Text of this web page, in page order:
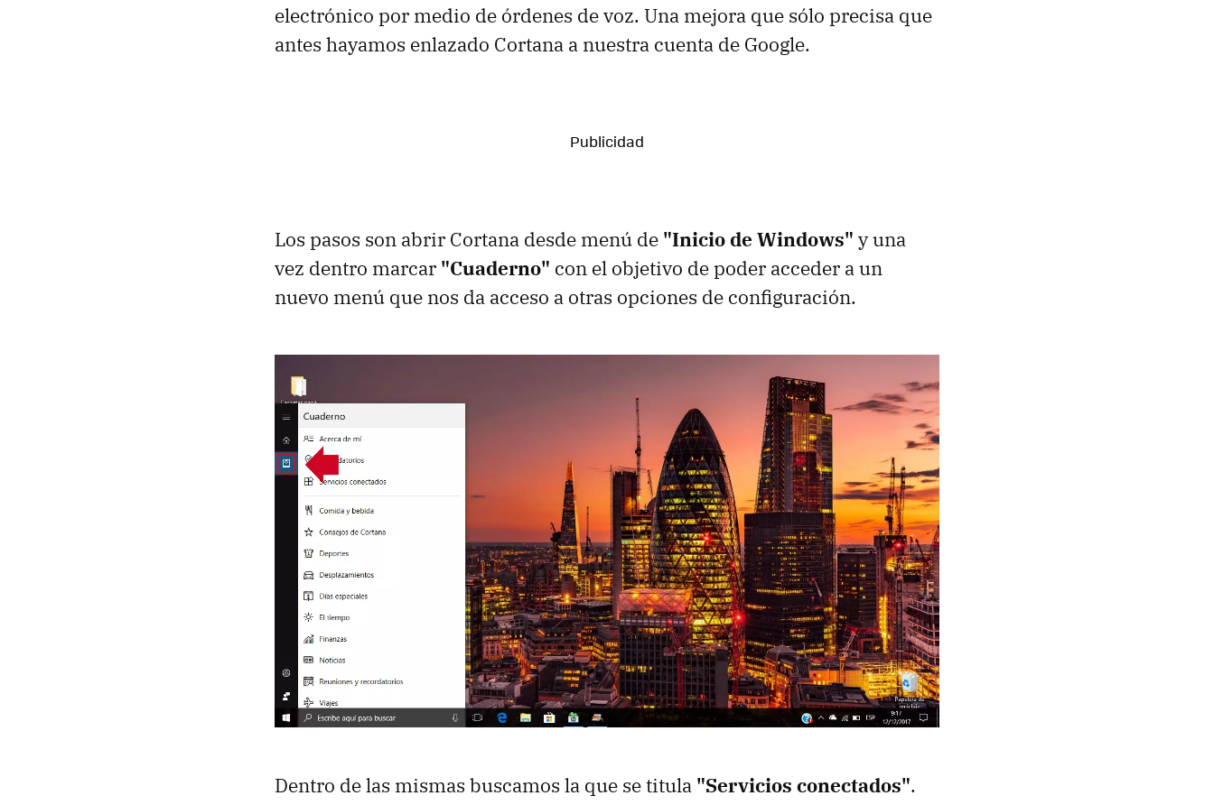
electrónico por medio de órdenes de voz. Una mejora que sólo precisa que
antes hayamos enlazado Cortana a nuestra cuenta de Google.
Los pasos son abrir Cortana desde menú de "Inicio de Windows" y una
vez dentro marcar "Cuaderno" con el objetivo de poder acceder a un
nuevo menú que nos da acceso a otras opciones de configuración.
Dentro de las mismas buscamos la que se titula "Servicios conectados".